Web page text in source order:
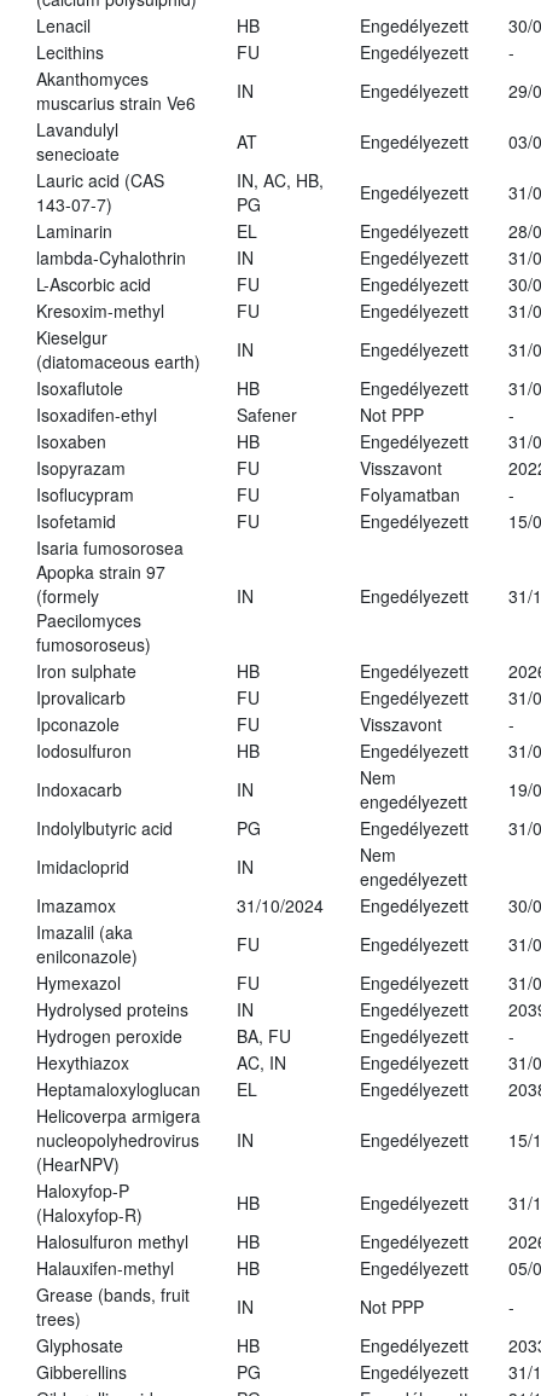
Lenacil
HB Engedélyezett
30/
Lecithins
FU Engedélyezett
-
Akanthomyces
muscarius strain Ve6
IN Engedélyezett
29/
Lavandulyl
senecioate
AT Engedélyezett
03/
Lauric acid (CAS
143-07-7)
IN, AC, HB,
PG
Engedélyezett
31/
Laminarin
EL Engedélyezett
28/
lambda-Cyhalothrin
IN Engedélyezett
31/
L-Ascorbic acid
FU Engedélyezett
30/
Kresoxim-methyl
FU Engedélyezett
31/
Kieselgur
(diatomaceous earth)
IN Engedélyezett
31/
Isoxaflutole
HB Engedélyezett
31/
Isoxadifen-ethyl
Safener Not PPP
-
Isoxaben
HB Engedélyezett
31/
Isopyrazam
FU Visszavont
Isoflucypram
FU Folyamatban
-
Isofetamid
FU Engedélyezett
15/
Isaria fumosorosea
Apopka strain 97
(formely
Paecilomyces
fumosoroseus)
IN Engedélyezett 31/
Iron sulphate HB Engedélyezett
Iprovalicarb
FU Engedélyezett
31/
Ipconazole
FU Visszavont
-
Iodosulfuron
HB Engedélyezett
31/
Indoxacarb
IN
Nem
engedélyezett
19/
Indolylbutyric acid
PG Engedélyezett
31/
Imidacloprid
IN
Nem
engedélyezett
Imazamox
31/10/2024 Engedélyezett
30/
Imazalil (aka
enilconazole)
FU Engedélyezett
31/
Hymexazol
FU Engedélyezett
31/
Hydrolysed proteins
IN Engedélyezett
Hydrogen peroxide
BA, FU Engedélyezett
-
Hexythiazox
AC, IN Engedélyezett
31/
Heptamaloxyloglucan
EL Engedélyezett
Helicoverpa armigera
nucleopolyhedrovirus
(HearNPV)
IN Engedélyezett 15/
Haloxyfop-P
(Haloxyfop-R)
HB Engedélyezett
31/
Halosulfuron methyl
HB Engedélyezett
Halauxifen-methyl
HB Engedélyezett
05/
Grease (bands, fruit
trees)
IN Not PPP
-
Glyphosate
HB Engedélyezett
Gibberellins
PG Engedélyezett
31/